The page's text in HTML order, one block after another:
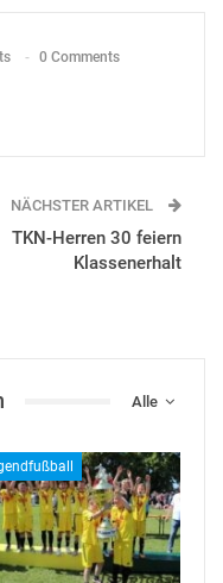
0 Comments
NÄCHSTER ARTIKEL
TKN-Herren 30 feiern
Klassenerhalt
Alle